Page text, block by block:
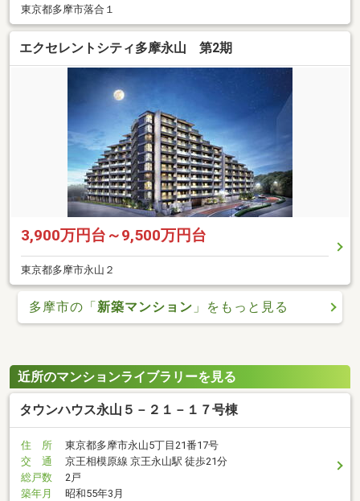
東京都多摩市落合１
エクセレントシティ多摩永山 第2期
3,900万円台～9,500万円台
東京都多摩市永山２
多摩市の「 新築マンション 」をもっと見る
近所のマンションライブラリーを見る
タウンハウス永山５－２１－１７号棟
住 所
東京都多摩市永山5丁目21番17号
交 通
京王相模原線 京王永山駅 徒歩21分
総戸数
2戸
築年月
昭和55年3月